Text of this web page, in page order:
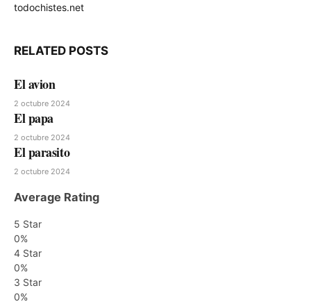
todochistes.net
RELATED POSTS
El avion
2 octubre 2024
El papa
2 octubre 2024
El parasito
2 octubre 2024
Average Rating
5 Star
0%
4 Star
0%
3 Star
0%